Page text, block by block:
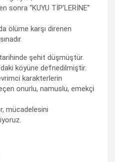
“KUYU TİP’LERİNE”
ölüme karşı direnen
şehit düşmüştür.
köyüne defnedilmiştir.
karakterlerin
onurlu, namuslu, emekçi
mücadelesini